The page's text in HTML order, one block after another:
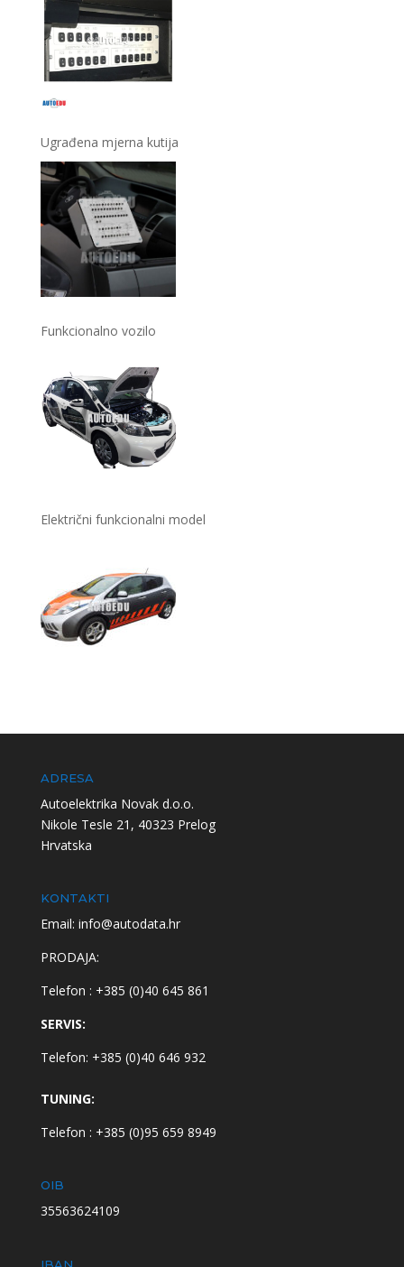
Ugrađena mjerna kutija
Funkcionalno vozilo
Električni funkcionalni model
ADRESA
Autoelektrika Novak d.o.o.
Nikole Tesle 21, 40323 Prelog
Hrvatska
KONTAKTI
Email: info@autodata.hr
PRODAJA:
Telefon : +385 (0)40 645 861
SERVIS:
Telefon: +385 (0)40 646 932
TUNING:
Telefon : +385 (0)95 659 8949
OIB
35563624109
IBAN